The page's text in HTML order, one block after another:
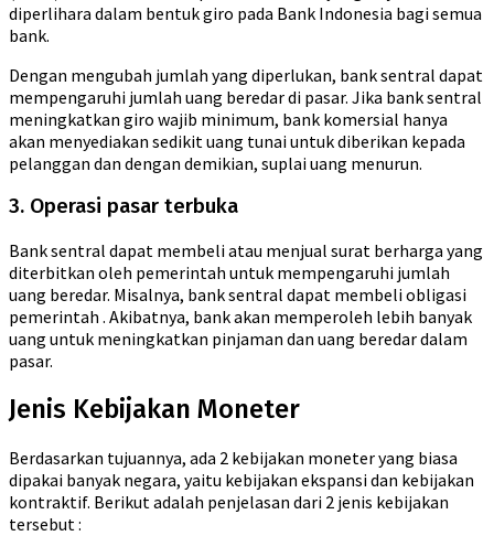
diperlihara dalam bentuk giro pada Bank Indonesia bagi semua
bank.
Dengan mengubah jumlah yang diperlukan, bank sentral dapat
mempengaruhi jumlah uang beredar di pasar. Jika bank sentral
meningkatkan giro wajib minimum, bank komersial hanya
akan menyediakan sedikit uang tunai untuk diberikan kepada
pelanggan dan dengan demikian, suplai uang menurun.
3. Operasi pasar terbuka
Bank sentral dapat membeli atau menjual surat berharga yang
diterbitkan oleh pemerintah untuk mempengaruhi jumlah
uang beredar. Misalnya, bank sentral dapat membeli obligasi
pemerintah . Akibatnya, bank akan memperoleh lebih banyak
uang untuk meningkatkan pinjaman dan uang beredar dalam
pasar.
Jenis Kebijakan Moneter
Berdasarkan tujuannya, ada 2 kebijakan moneter yang biasa
dipakai banyak negara, yaitu kebijakan ekspansi dan kebijakan
kontraktif. Berikut adalah penjelasan dari 2 jenis kebijakan
tersebut :